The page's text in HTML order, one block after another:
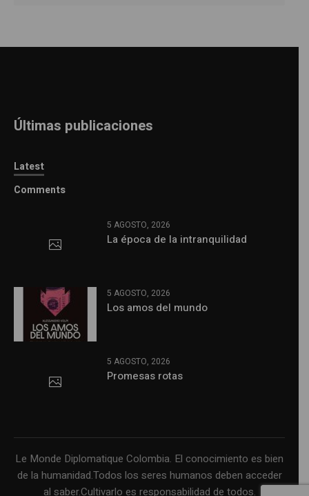
Últimas publicaciones
Latest
Comments
5 AGOSTO, 2026
La época de la intranquilidad
5 AGOSTO, 2026
Los amos del mundo
5 AGOSTO, 2026
Promesas rotas
Le Monde Diplomatique Colombia. El conocimiento es bien
de la humanidad.Todos los seres humanos deben acceder
al saber.Cultivarlo es responsabilidad de todos.